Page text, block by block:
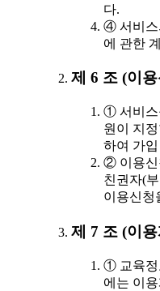
다.
④ 서비스
에 관한
제 6 조 (이
① 서비스
원이 지
하여 가
② 이용신
친권자(
이용신청
제 7 조 (이
① 교육정
에는 이